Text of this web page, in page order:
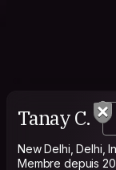
Tanay C.
New Delhi, Delhi,
Membre depuis